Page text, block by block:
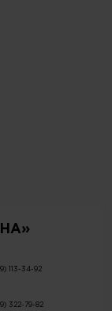
113-34-92
322-79-82